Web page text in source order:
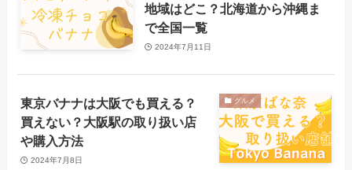
地域はどこ？北海道から沖縄ま
で全国一覧
2024年7月11日
グルメ
東京バナナは大阪でも買える？
買えない？大阪駅の取り扱い店
や購入方法
2024年7月8日